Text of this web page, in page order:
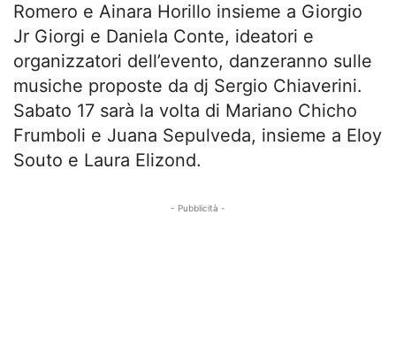
Romero e Ainara Horillo insieme a Giorgio
Jr Giorgi e Daniela Conte, ideatori e
organizzatori dell’evento, danzeranno sulle
musiche proposte da dj Sergio Chiaverini.
Sabato 17 sarà la volta di Mariano Chicho
Frumboli e Juana Sepulveda, insieme a Eloy
Souto e Laura Elizond.
- Pubblicità -